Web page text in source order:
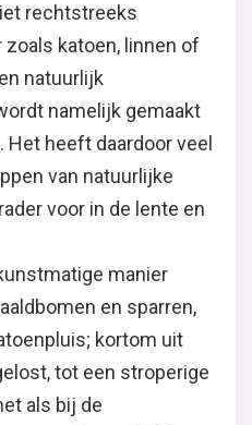
rechtstreeks
katoen, linnen of
natuurlijk
namelijk gemaakt
heeft daardoor veel
van natuurlijke
voor in de lente en
manier
en sparren,
kortom uit
tot een stroperige
als bij de